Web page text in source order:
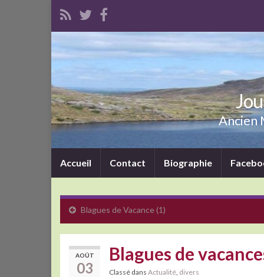
Ancien
Accueil Contact Biographie
Blagues de Vacance (1)
AOÛT
03
Blagues de
Classé dans Actualité, divers